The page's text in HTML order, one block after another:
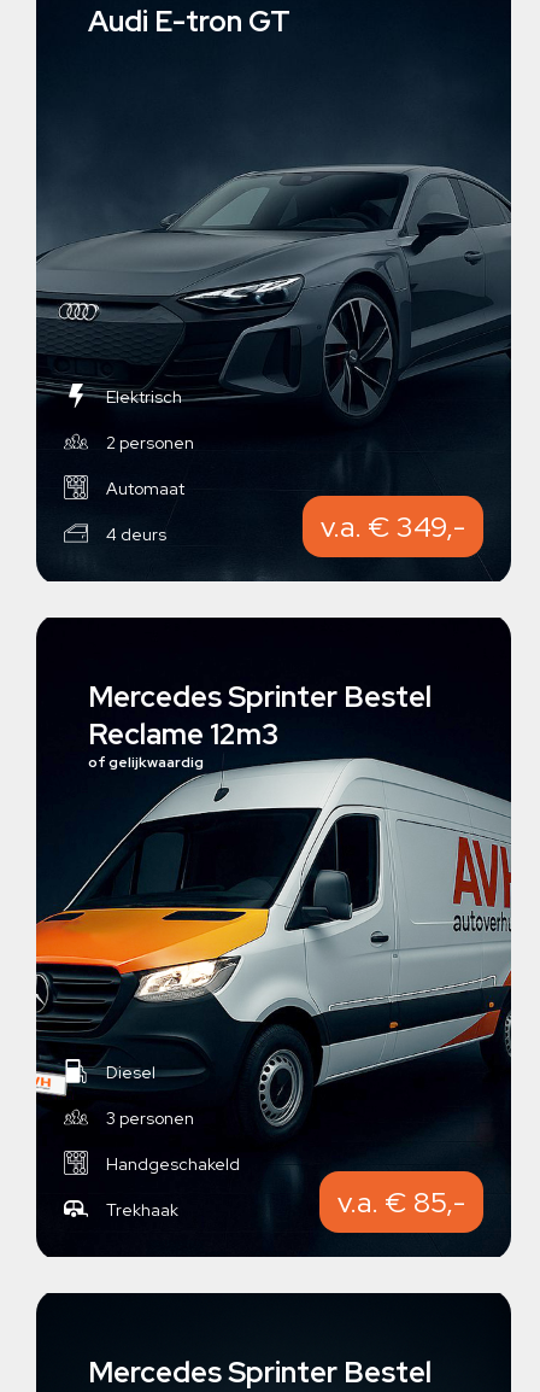
Audi E-tron GT
Elektrisch
2 personen
Automaat
4 deurs v.a. € 349,-
Mercedes Sprinter Bestel
Reclame 12m3
of gelijkwaardig
Diesel
3 personen
Handgeschakeld
Trekhaak v.a. € 85,-
Mercedes Sprinter Bestel